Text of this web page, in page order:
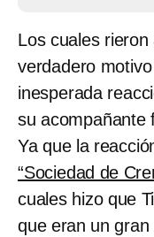
Los cuales rieron
verdadero
inesperada
su acompañante
Ya que la
“Sociedad de
cuales hizo que
que eran un gran